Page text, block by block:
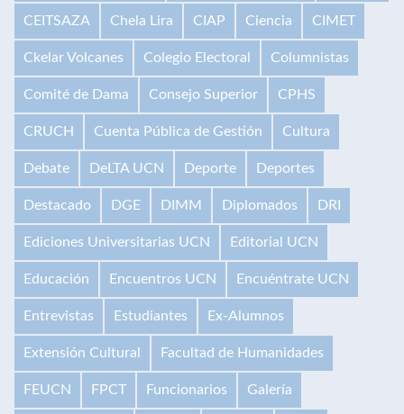
CEITSAZA Chela Lira CIAP Ciencia CIMET
Ckelar Volcanes Colegio Electoral Columnistas
Comité de Dama Consejo Superior CPHS
CRUCH Cuenta Pública de Gestión Cultura
Debate DeLTA UCN Deporte Deportes
Destacado DGE DIMM Diplomados DRI
Ediciones Universitarias UCN Editorial UCN
Educación Encuentros UCN Encuéntrate UCN
Entrevistas Estudiantes Ex-Alumnos
Extensión Cultural Facultad de Humanidades
FEUCN FPCT Funcionarios Galería